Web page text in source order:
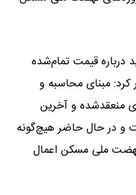
قیمت تمام‌شده
مبنای محاسبه و
منعقدشده و آخرین
و در حال حاضر هیچ‌گونه
ملی مسکن اعمال